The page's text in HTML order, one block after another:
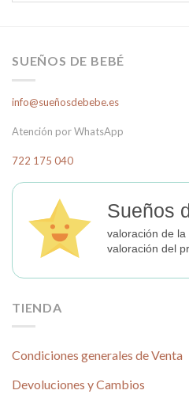
SUEÑOS DE BEBÉ
info@sueñosdebebe.es
Atención por WhatsApp
722 175 040
Sueños
valoración de la
valoración del
TIENDA
Condiciones generales de Venta
Devoluciones y Cambios